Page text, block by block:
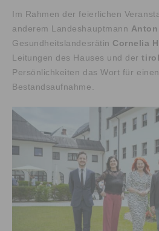
Im Rahmen der feierlichen
anderem Landeshauptmann
Gesundheitslandesrätin Cornelia
Leitungen des Hauses und der
Persönlichkeiten das Wort für
Bestandsaufnahme.